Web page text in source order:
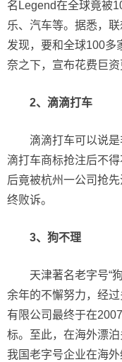
名Legend在全球竟被
乐、汽车等。据悉，
发现，要和全球100多
奈之下，宣布花费巨资
2、滴滴打车
滴滴打车可以说
滴打车商标抢注后不
后竟被杭州一公司抢
终败诉。
3、狗不理
天津著名老字号“
余年的不懈努力，经
有限公司最终于在
标。至此，在海外漂
我国老字号企业在海外